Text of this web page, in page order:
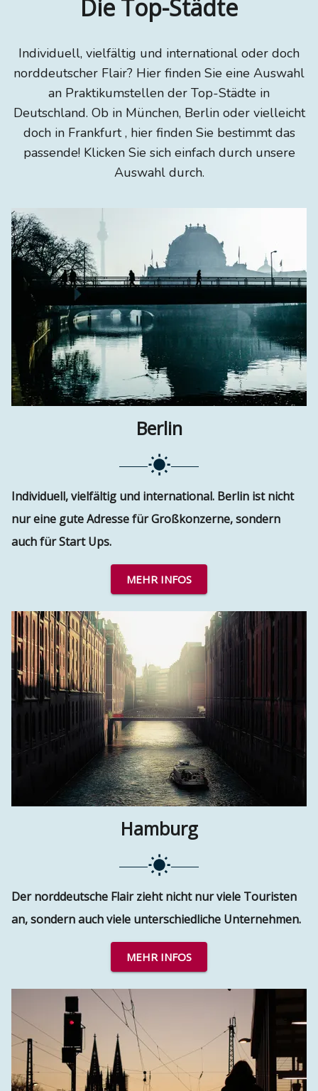
Die Top-Städte
Individuell, vielfältig und international oder doch
norddeutscher Flair? Hier finden Sie eine Auswahl
an Praktikumstellen der Top-Städte in
Deutschland. Ob in München, Berlin oder vielleicht
doch in Frankfurt , hier finden Sie bestimmt das
passende! Klicken Sie sich einfach durch unsere
Auswahl durch.
Berlin
Individuell, vielfältig und international. Berlin ist nicht
nur eine gute Adresse für Großkonzerne, sondern
auch für Start Ups.
MEHR INFOS
Hamburg
Der norddeutsche Flair zieht nicht nur viele Touristen
an, sondern auch viele unterschiedliche Unternehmen.
MEHR INFOS